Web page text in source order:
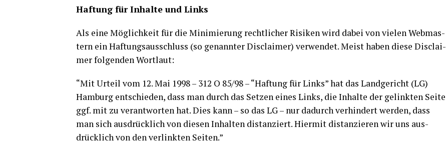
Haf­tung für Inhal­te und Links
Als eine Mög­lich­keit für die Mini­mie­rung recht­li­cher Risi­ken wird dabei von vie­len Web­mas­
tern ein Haf­tungs­aus­schluss (so genann­ter Dis­clai­mer) ver­wen­det. Meist haben die­se Dis­clai­
mer fol­gen­den Wortlaut:
“Mit Urteil vom 12. Mai 1998 – 312 O 85/98 – “Haf­tung für Links” hat das Land­ge­richt (LG)
Ham­burg ent­schie­den, dass man durch das Set­zen eines Links, die Inhal­te der gelink­ten Sei­te
ggf. mit zu ver­ant­wor­ten hat. Dies kann – so das LG – nur dadurch ver­hin­dert wer­den, dass
man sich aus­drück­lich von die­sen Inhal­ten distan­ziert. Hier­mit distan­zie­ren wir uns aus­
drück­lich von den ver­link­ten Seiten.”